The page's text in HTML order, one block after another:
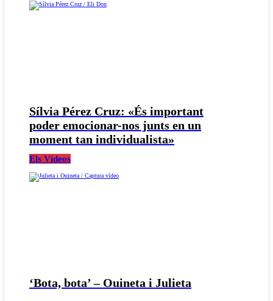
Sílvia Pérez Cruz: «És important
poder emocionar-nos junts en un
moment tan individualista»
Els Vídeos
‘Bota, bota’ – Ouineta i Julieta